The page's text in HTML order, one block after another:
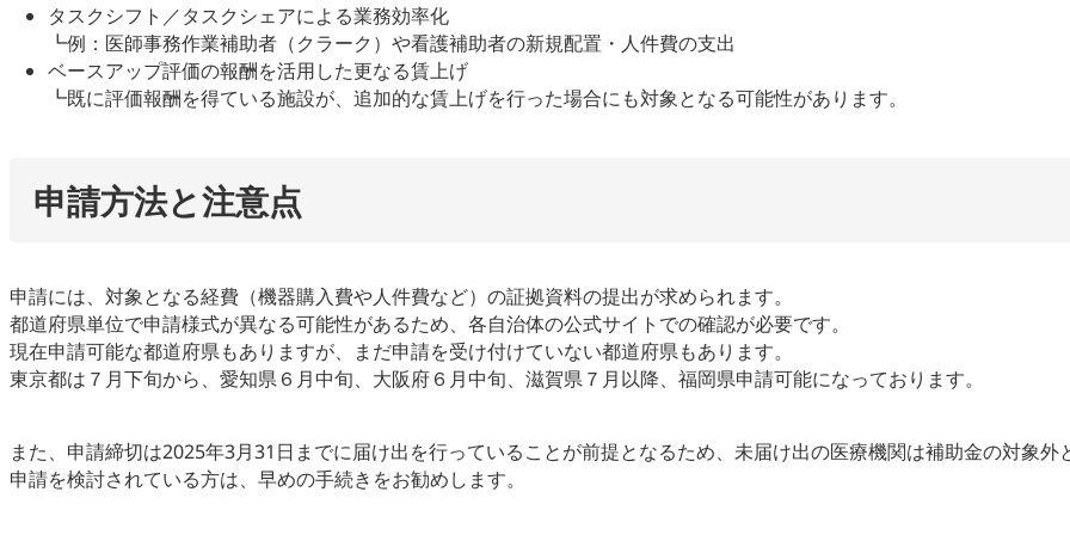
タスクシフト／タスクシェアによる業務効率化
┗例：医師事務作業補助者（クラーク）や看護補助者の新規配置・人件費の支出
ベースアップ評価の報酬を活用した更なる賃上げ
┗既に評価報酬を得ている施設が、追加的な賃上げを行った場合にも対象となる可能性があります。
申請方法と注意点
申請には、対象となる経費（機器購入費や人件費など）の証拠資料の提出が求められます。
都道府県単位で申請様式が異なる可能性があるため、各自治体の公式サイトでの確認が必要です。
現在申請可能な都道府県もありますが、まだ申請を受け付けていない都道府県もあります。
東京都は７月下旬から、愛知県６月中旬、大阪府６月中旬、滋賀県７月以降、福岡県申請可能になっております。
また、申請締切は2025年3月31日までに届け出を行っていることが前提となるため、未届け出の医療機関は補助金の対象外
申請を検討されている方は、早めの手続きをお勧めします。